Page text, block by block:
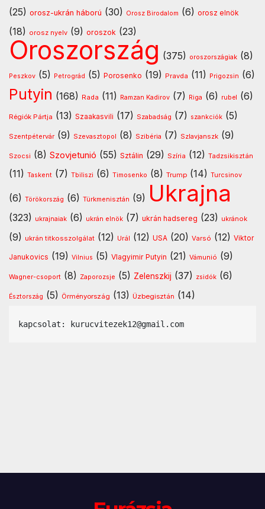
(25) orosz-ukrán háború (30) Orosz Birodalom (6) orosz elnök
(18) orosz nyelv (9) oroszok (23)
Oroszország (375) oroszországiak (8)
Peszkov (5) Petrográd (5) Porosenko (19) Pravda (11) Prigozsin (6)
Putyin (168) Rada (11) Ramzan Kadirov (7) Riga (6) rubel (6)
Régiók Pártja (13) Szaakasvili (17) Szabadság (7) szankciók (5)
Szentpétervár (9) Szevasztopol (8) Szibéria (7) Szlavjanszk (9)
Szocsi (8) Szovjetunió (55) Sztálin (29) Szíria (12) Tadzsikisztán
(11) Taskent (7) Tbiliszi (6) Timosenko (8) Trump (14) Turcsinov
(6) Törökország (6) Türkmenisztán (9) Ukrajna
(323) ukrajnaiak (6) ukrán elnök (7) ukrán hadsereg (23) ukránok
(9) ukrán titkosszolgálat (12) Urál (12) USA (20) Varsó (12) Viktor
Janukovics (19) Vilnius (5) Vlagyimir Putyin (21) Vámunió (9)
Wagner-csoport (8) Zaporozsje (5) Zelenszkij (37) zsidók (6)
Észtország (5) Örményország (13) Üzbegisztán (14)
kapcsolat: kurucvitezek12@gmail.com